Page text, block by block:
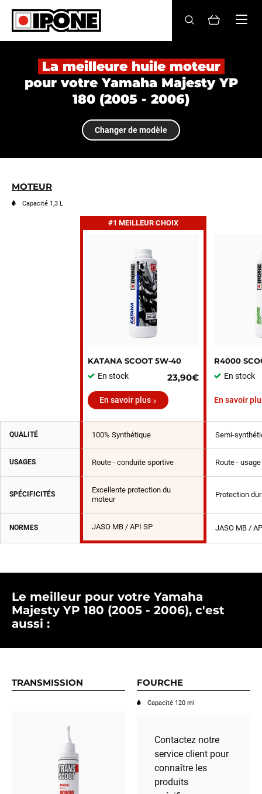
Ipone
HUILES MOTEUR
ENTRETIEN
MAINTENANCE
Revendeurs
BE
La meilleure huile moteur
pour votre Yamaha Majesty YP
180 (2005 - 2006)
Changer de modèle
MOTEUR
Capacité 1,3 L
#1 MEILLEUR CHOIX
KATANA SCOOT 5W‑40
En stock
23,90€
R4000
En stock
En savoir plus En savoir
QUALITÉ 100% Synthétique Semi-
USAGES Route - conduite sportive Route -
SPÉCIFICITÉS
Excellente protection du
moteur
Protection
NORMES JASO MB / API SP JASO MB /
Le meilleur pour votre Yamaha
Majesty YP 180 (2005 - 2006), c'est
aussi :
TRANSMISSION FOURCHE
Capacité 120 ml
Contactez notre
service client pour
connaître les
produits